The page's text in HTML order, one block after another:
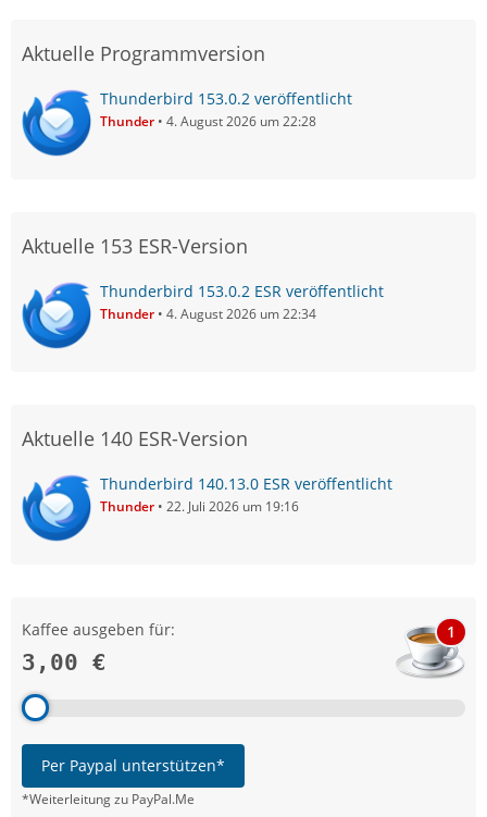
Aktuelle Programmversion
Thunderbird 153.0.2 veröffentlicht
Thunder 4. August 2026 um 22:28
Aktuelle 153 ESR-Version
Thunderbird 153.0.2 ESR veröffentlicht
Thunder 4. August 2026 um 22:34
Aktuelle 140 ESR-Version
Thunderbird 140.13.0 ESR veröffentlicht
Thunder 22. Juli 2026 um 19:16
Kaffee ausgeben für:
3,00 €
1
Per Paypal unterstützen*
*Weiterleitung zu PayPal.Me